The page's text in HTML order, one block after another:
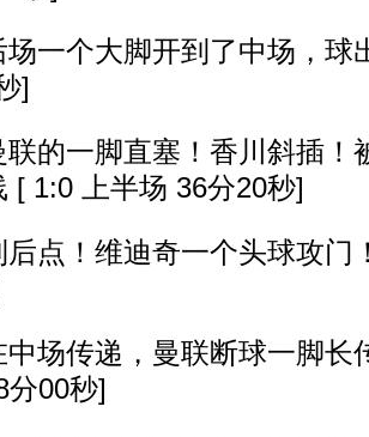
个大脚开到了中场，球
]
一脚直塞！香川斜插！
[ 1:0 上半场 36分20秒]
！维迪奇一个头球攻门
传递，曼联断球一脚长
分00秒]